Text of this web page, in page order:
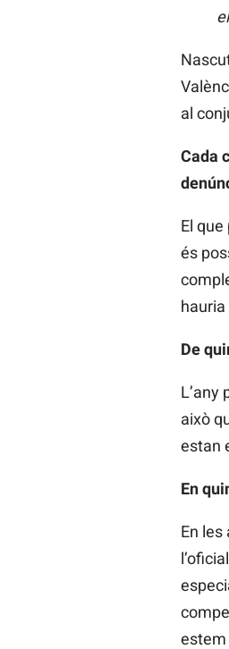
al
Cada
El
és
De
L’any
això
estan
En
En
estem